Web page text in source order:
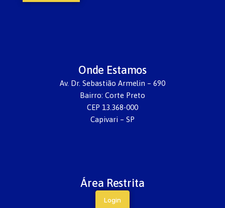
Onde Estamos
Av. Dr. Sebastião Armelin – 690
Bairro: Corte Preto
CEP 13.368-000
Capivari – SP
Área Restrita
Login